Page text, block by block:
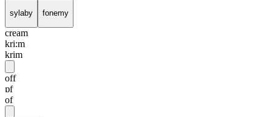
sylaby fonemy
cream
kri:m
krim
off
ɒf
of